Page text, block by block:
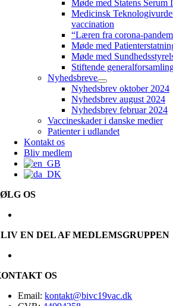
Møde med Statens Serum
Medicinsk
vaccination
“Læren fra corona-
Møde med
Møde med
Stiftende
Nyhedsbreve
Nyhedsbrev oktober 2024
Nyhedsbrev august 2024
Nyhedsbrev februar 2024
Vaccineskader i danske medier
Patienter i udlandet
Kontakt os
Bliv medlem
OS
EN DEL AF MEDLEMSGRUPPEN
OS
Email: kontakt@bivc19vac.dk